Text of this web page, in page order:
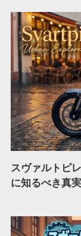
スヴァルトピ
に知るべき真実